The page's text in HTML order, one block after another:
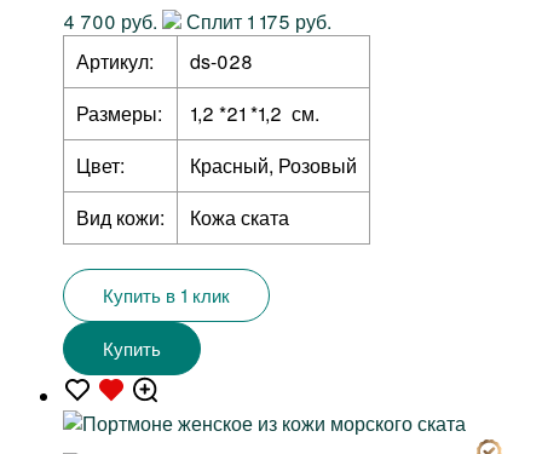
4 700 руб.
Сплит 1 175 руб.
Артикул:
ds-028
Размеры:
1,2 *21 *1,2 см.
Цвет:
Красный, Розовый
Вид кожи:
Кожа ската
Купить в 1 клик
Купить